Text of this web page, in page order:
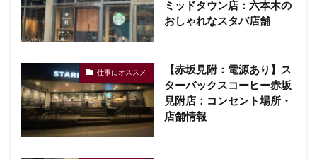
ミッドタウン店：六本木の
おしゃれなスタバ店舗
仕事にオススメ
【赤坂見附：電源あり】ス
ターバックスコーヒー赤坂
見附店：コンセント場所・
店舗情報